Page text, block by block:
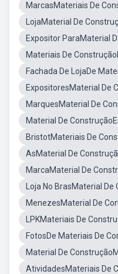
MarcasMateriais De
LojaMaterial De
Expositor ParaMaterial
Materiais De
Fachada De LojaDe
ExpositoresMaterial De
MarquesMaterial De
Material De
BristotMateriais De
AsMaterial De
MarcaMaterial De
Loja No BrasMaterial De
MenezesMaterial De
LPKMateriais De
FotosDe Materiais De
Material De
AtividadesMateriais De